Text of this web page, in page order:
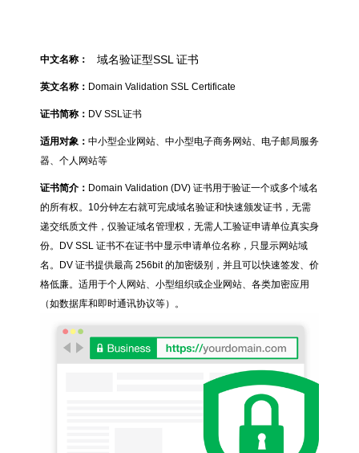
中文名称： 域名验证型SSL 证书
英文名称： Domain Validation SSL Certificate
证书简称： DV SSL证书
适用对象： 中小型企业网站、中小型电子商务网站、电子邮局服务
器、个人网站等
证书简介： Domain Validation (DV) 证书用于验证一个或多个域名
的所有权。10分钟左右就可完成域名验证和快速颁发证书，无需
递交纸质文件，仅验证域名管理权，无需人工验证申请单位真实身
份。DV SSL 证书不在证书中显示申请单位名称，只显示网站域
名。DV 证书提供最高 256bit 的加密级别，并且可以快速签发、价
格低廉。适用于个人网站、小型组织或企业网站、各类加密应用
（如数据库和即时通讯协议等）。